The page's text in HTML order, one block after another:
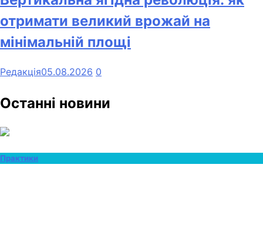
отримати великий врожай на
мінімальній площі
Редакція05.08.2026 0
Останні новини
Практики